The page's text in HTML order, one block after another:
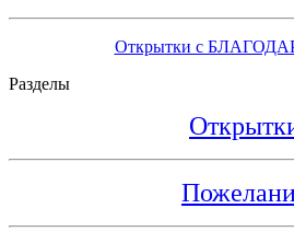
Открытки с
Разделы